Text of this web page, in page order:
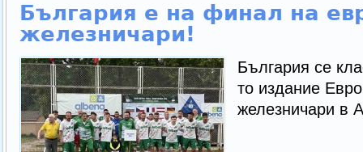
България е на финал на
железничари!
България се
то издание
железничари в